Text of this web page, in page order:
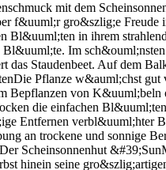
mit dem
f&uuml;r gro&szlig;e Freude
Bl&uuml;ten in ihrem
Bl&uuml;te. Im
das Staudenbeet. Auf dem
Pflanze w&auml;chst gut
Bepflanzen von
die einfachen
Entfernen verbl&uuml;hter
an trockene und sonnige
Scheinsonnenhut
hinein seine